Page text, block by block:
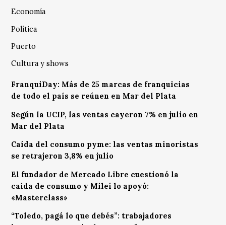
Economía
Política
Puerto
Cultura y shows
FranquiDay: Más de 25 marcas de franquicias
de todo el país se reúnen en Mar del Plata
Según la UCIP, las ventas cayeron 7% en julio en
Mar del Plata
Caída del consumo pyme: las ventas minoristas
se retrajeron 3,8% en julio
El fundador de Mercado Libre cuestionó la
caída de consumo y Milei lo apoyó:
«Masterclass»
“Toledo, pagá lo que debés”: trabajadores